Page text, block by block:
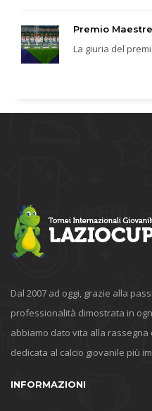
Premio
La giuria del
Dal 2007 ad oggi, grazie alla
professionalità dimostrata in
abbiamo dato vita alla
dedicata al calcio giovanile più
INFORMAZIONI